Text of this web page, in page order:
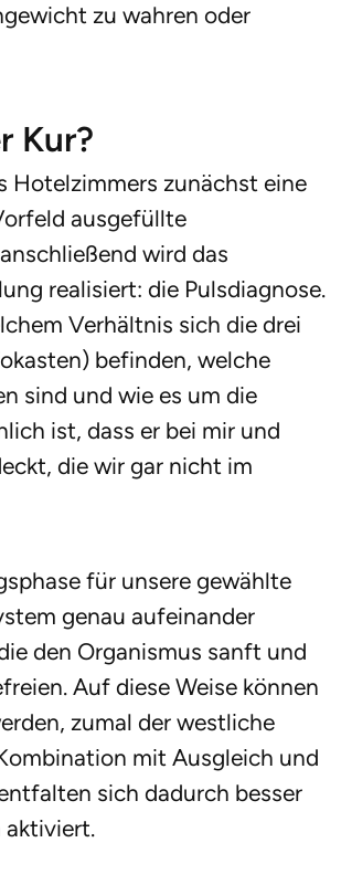
zu wahren oder
Kur?
Hotelzimmers zunächst eine
ausgefüllte
wird das
realisiert: die Pulsdiagnose.
Verhältnis sich die drei
befinden, welche
sind und wie es um die
ist, dass er bei mir und
die wir gar nicht im
für unsere gewählte
genau aufeinander
den Organismus sanft und
Auf diese Weise können
zumal der westliche
mit Ausgleich und
sich dadurch besser
aktiviert.